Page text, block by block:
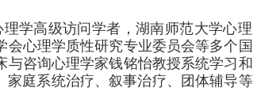
学高级访问学者，湖南师范大学心
心理学质性研究专业委员会等多个
咨询心理学家钱铭怡教授系统学习
庭系统治疗、叙事治疗、团体辅导